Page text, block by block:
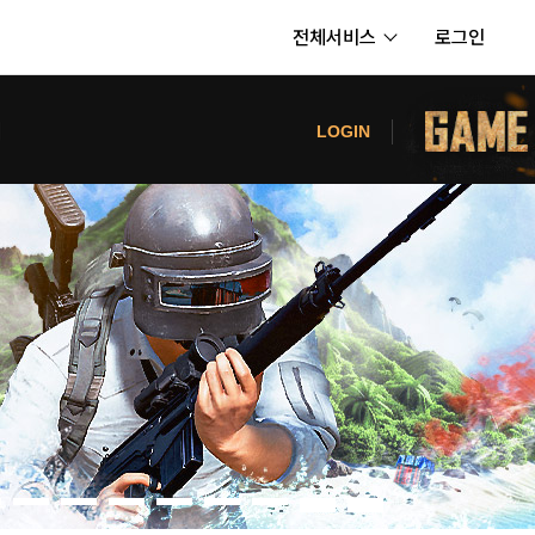
전체서비스 로그인
내정보
보안센터
고객센터
공지사항
카카오게임즈 PC방
게임코인
게임시간선택제
청
LOGIN